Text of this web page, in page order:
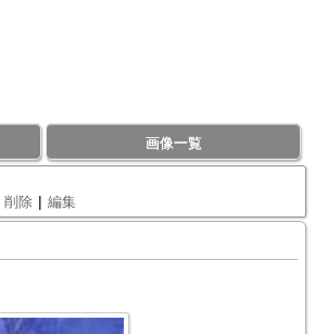
画像一覧
削除 | 編集